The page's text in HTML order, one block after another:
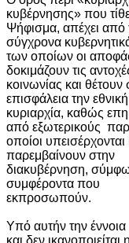
κυβέρνησης» που
Ψήφισμα, απέχει από
σύγχρονα
των οποίων οι
δοκιμάζουν τις
κοινωνίας και θέτουν
επισφάλεια την εθνική
κυριαρχία, καθώς
από εξωτερικούς
οποίοι υπεισέρχονται
παρεμβαίνουν στην
διακυβέρνηση,
συμφέροντα που
εκπροσωπούν.
Υπό αυτήν την
και δεν ικανοποιείται η